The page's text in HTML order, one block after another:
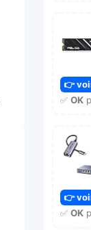
👉
✅ OK
👉
✅ OK